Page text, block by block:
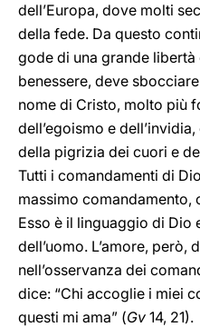
dell’Europa, dove molti
della fede. Da questo
gode di una grande libertà
benessere, deve
nome di Cristo, molto più
dell’egoismo e
della pigrizia dei cuori e
Tutti i comandamenti di
massimo comandamento,
Esso è il linguaggio di Dio
dell’uomo. L’amore, però,
nell’osservanza dei
dice: “Chi accoglie i miei
questi mi ama” (Gv 14, 21).